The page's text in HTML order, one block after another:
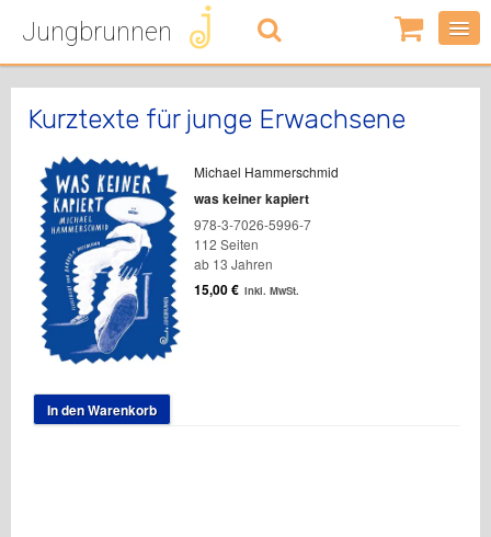
Jungbrunnen
0
Artikel
-
0,00
Kurztexte für junge Erwachsene
Michael Hammerschmid
was keiner kapiert
978-3-7026-5996-7
112 Seiten
ab 13 Jahren
15,00€ inkl. MwSt.
In den Warenkorb